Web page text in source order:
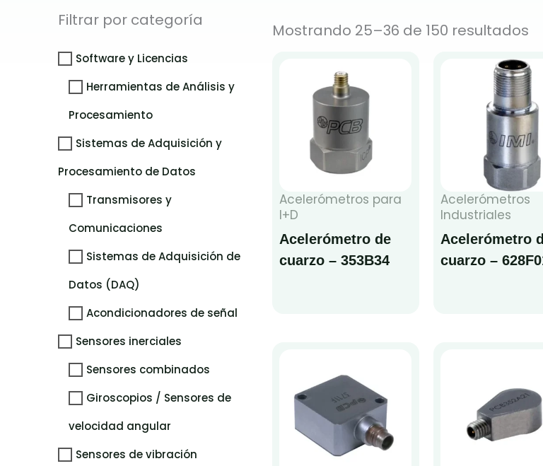
Filtrar por categoría
Software y Licencias
Herramientas de Análisis y
Procesamiento
Sistemas de Adquisición y
Procesamiento de Datos
Transmisores y
Comunicaciones
Sistemas de Adquisición de
Datos (DAQ)
Acondicionadores de señal
Sensores inerciales
Sensores combinados
Giroscopios / Sensores de
velocidad angular
Sensores de vibración
Mostrando 25–36 de 150 resultados
Acelerómetros para
I+D
Acelerómetro de
cuarzo – 353B34
Acelerómetros
Industriales
Acelerómetro
cuarzo –